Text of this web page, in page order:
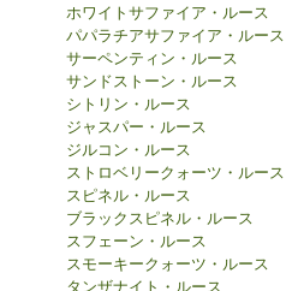
ホワイトサファイア・ルース
パパラチアサファイア・ルース
サーペンティン・ルース
サンドストーン・ルース
シトリン・ルース
ジャスパー・ルース
ジルコン・ルース
ストロベリークォーツ・ルース
スピネル・ルース
ブラックスピネル・ルース
スフェーン・ルース
スモーキークォーツ・ルース
タンザナイト・ルース